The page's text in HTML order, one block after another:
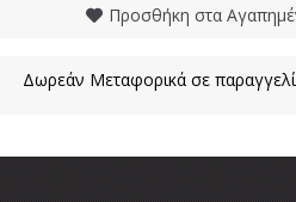
Προσθήκη στα
Δωρεάν Μεταφορικά σε